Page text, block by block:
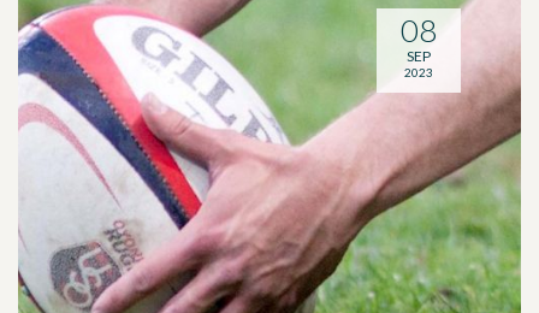
08
SEP
2023